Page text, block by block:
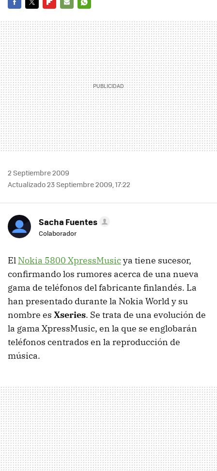
MAIL
2 Septiembre 2009
Actualizado 23 Septiembre 2009, 17:22
Sacha Fuentes
Colaborador
El Nokia 5800 XpressMusicya tiene sucesor,
confirmando los rumores acerca de una nueva
gama de teléfonos del fabricante finlandés. La
han presentado durante la Nokia World y su
nombre es Xseries. Se trata de una evolución de
la gama XpressMusic, en la que se englobarán
teléfonos centrados en la reproducción de
música.